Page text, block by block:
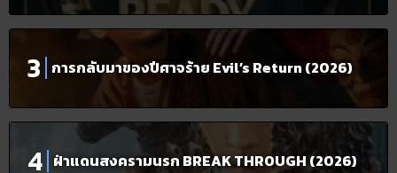
การกลับมาของปีศาจร้าย Evil’s Return (2026)
ฝ่าแดนสงครามนรก BREAK THROUGH (2026)